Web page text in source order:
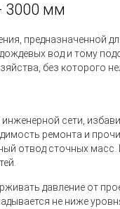
3000 мм
предназначенной
вод и тому
без которого
сети,
ремонта и
отвод сточных масс.
давление от
не ниже